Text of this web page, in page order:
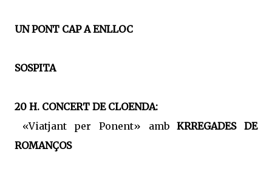
UN PONT CAP A ENLLOC
SOSPITA
20 H. CONCERT DE CLOENDA:
«Viatjant per Ponent» ambKRREGADES DE
ROMANÇOS